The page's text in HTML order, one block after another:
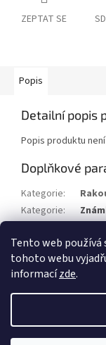
Tento web používá
tohoto webu
informacízde.
ZEPTAT SE
Popis
Detailní popis
Popis produktu
Doplňkové
Kategorie:
Kategorie:
Rok: 1906